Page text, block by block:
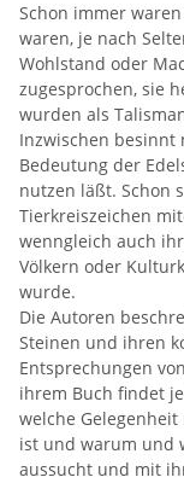
Schon immer
waren, je nach
Wohlstand oder
zugesprochen, sie
wurden als
Inzwischen besinnt
Bedeutung der
nutzen läßt. Schon
Tierkreiszeichen
wenngleich auch
Völkern oder
wurde.
Die Autoren
Steinen und ihren
Entsprechungen
ihrem Buch findet
welche
ist und warum und
aussucht und mit